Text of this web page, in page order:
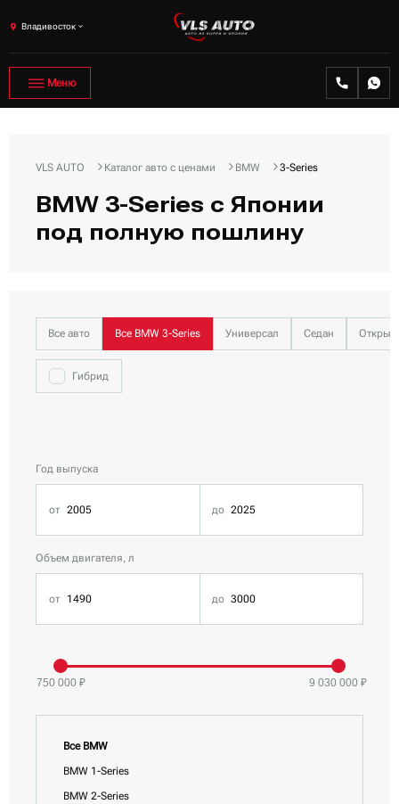
Владивосток
Меню
VLS AUTO Каталог авто с ценами BMW 3-Series
BMW 3-Series с Японии
под полную пошлину
Все авто Все BMW 3-Series Универсал Седан
Гибрид
Год выпуска
Объем двигателя, л
750 000 ₽ 9 030 000 ₽
Все BMW
BMW 1-Series
BMW 2-Series